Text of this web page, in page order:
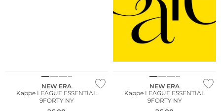
NEW ERA
Kappe LEAGUE ESSENTIAL
9FORTY NY
NEW ERA
Kappe LEAGUE ESSENTIAL
9FORTY NY